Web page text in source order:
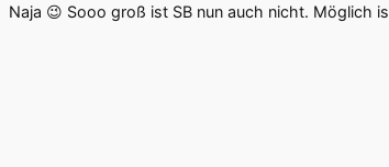
Naja 😉 Sooo groß ist SB nun auch nicht. Möglich